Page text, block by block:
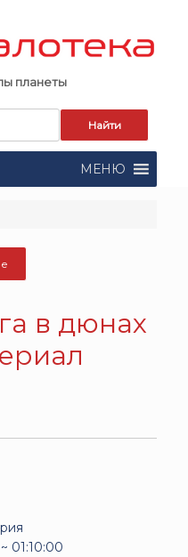
планеты
МЕНЮ
в дюнах
~ 01:10:00